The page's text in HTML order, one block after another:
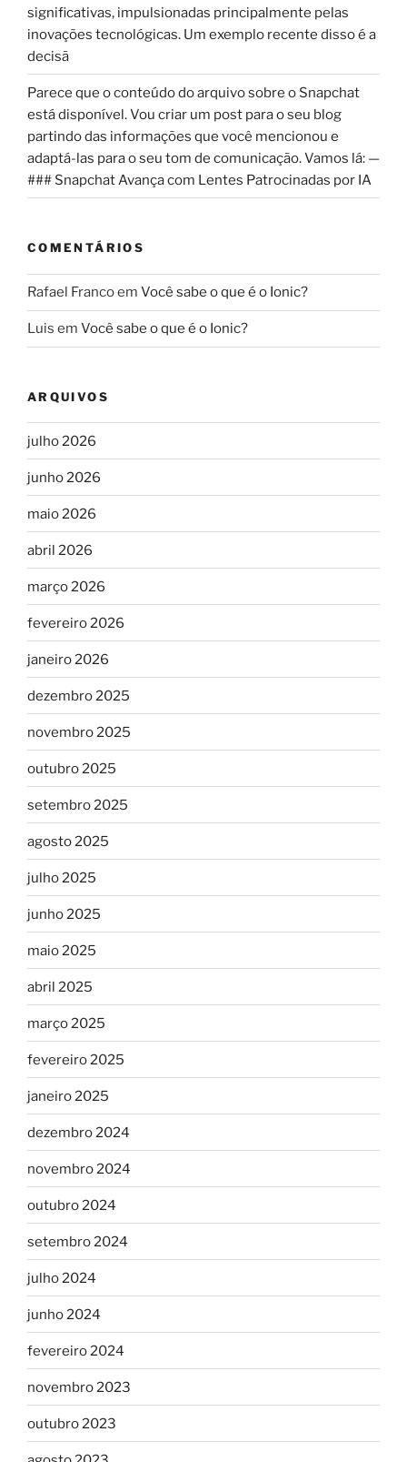
significativas, impulsionadas principalmente pelas
inovações tecnológicas. Um exemplo recente disso é a
decisã
Parece que o conteúdo do arquivo sobre o Snapchat
está disponível. Vou criar um post para o seu blog
partindo das informações que você mencionou e
adaptá-las para o seu tom de comunicação. Vamos lá: —
### Snapchat Avança com Lentes Patrocinadas por IA
COMENTÁRIOS
Rafael Francoem Você sabe o que é o Ionic?
Luis em Você sabe o que é o Ionic?
ARQUIVOS
julho 2026
junho 2026
maio 2026
abril 2026
março 2026
fevereiro 2026
janeiro 2026
dezembro 2025
novembro 2025
outubro 2025
setembro 2025
agosto 2025
julho 2025
junho 2025
maio 2025
abril 2025
março 2025
fevereiro 2025
janeiro 2025
dezembro 2024
novembro 2024
outubro 2024
setembro 2024
julho 2024
junho 2024
fevereiro 2024
novembro 2023
outubro 2023